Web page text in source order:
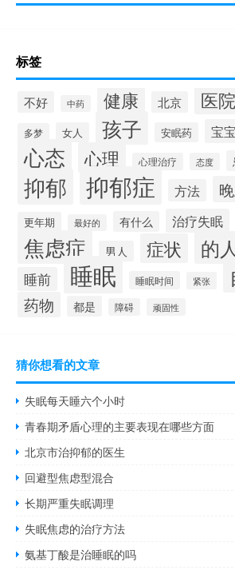
标签
不好 中药 健康 北京 医院
多梦 女人 孩子 安眠药 宝宝
心态 心理 心理治疗 态度
抑郁 抑郁症 方法
更年期
最好的 有什么 治疗失眠
焦虑症 男人 症状 的人
睡前 睡眠 睡眠时间 紧张
药物 都是 障碍 顽固性
猜你想看的文章
失眠每天睡六个小时
青春期矛盾心理的主要表现在哪些方面
北京市治抑郁的医生
回避型焦虑型混合
长期严重失眠调理
失眠焦虑的治疗方法
氨基丁酸是治睡眠的吗